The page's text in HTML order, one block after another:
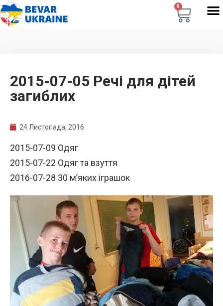
0
2015-07-05 Речі для дітей
загиблих
24 Листопада, 2016
2015-07-09 Одяг
2015-07-22 Одяг та взуття
2016-07-28 30 м’яких іграшок